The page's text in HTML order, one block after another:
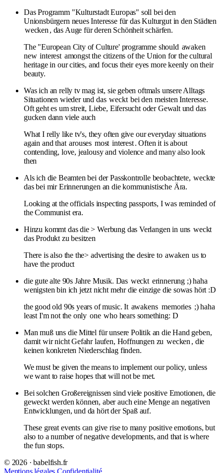
Das Programm "Kulturstadt Europas" soll bei den
Unionsbürgern neues Interesse für das Kulturgut in den Städten
wecken , das Auge für deren Schönheit schärfen.
The "European City of Culture' programme should awaken
new interest amongst the citizens of the Union for the cultural
heritage in our cities, and focus their eyes more keenly on their
beauty.
Was ich an relly tv mag ist, sie geben oftmals unsere Alltags
Situationen wieder und das weckt bei den meisten Interesse.
Oft geht es um streit, Liebe, Eifersucht oder Gewalt und das
gucken dann viele auch
What I relly like tv's, they often give our everyday situations
again and that arouses most interest. Often it is about
contending, love, jealousy and violence and many also look
then
Als ich die Beamten bei der Passkontrolle beobachtete, weckte
das bei mir Erinnerungen an die kommunistische Ära.
Looking at the officials inspecting passports, I was reminded of
the Communist era.
Hinzu kommt das die > Werbung das Verlangen in uns weckt
das Produkt zu besitzen
There is also the the> advertising the desire to awaken us to
have the product
die gute alte 90s Jahre Musik. Das weckt erinnerung ;) haha
wenigsten bin ich jetzt nicht mehr die einzige die sowas hört :D
the good old 90s years of music. It awakens memories ;) haha ​​
least I'm not the only one who hears something: D
Man muß uns die Mittel für unsere Politik an die Hand geben,
damit wir nicht Gefahr laufen, Hoffnungen zu wecken , die
keinen konkreten Niederschlag finden.
We must be given the means to implement our policy, unless
we want to raise hopes that will not be met.
Bei solchen Großereignissen sind viele positive Emotionen, die
geweckt werden können, aber auch eine Menge an negativen
Entwicklungen, und da hört der Spaß auf.
These great events can give rise to many positive emotions, but
also to a number of negative developments, and that is where
the fun stops.
© 2026 · babelfish.fr
Mentions légales Confidentialité